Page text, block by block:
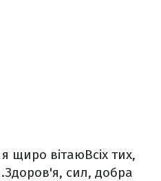
щиро вітаюВсіх тих,
Здоров'я, сил, добра